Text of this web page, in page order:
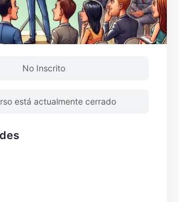
No Inscrito
está actualmente cerrado